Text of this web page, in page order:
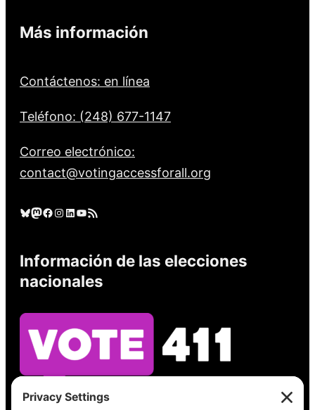
Más información
Contáctenos: en línea
Teléfono: (248) 677-1147
Correo electrónico:
contact@votingaccessforall.org
Cielo azul Mastodonte Facebook Instagram LinkedIn YouTube Feed RSS
Información de las elecciones
nacionales